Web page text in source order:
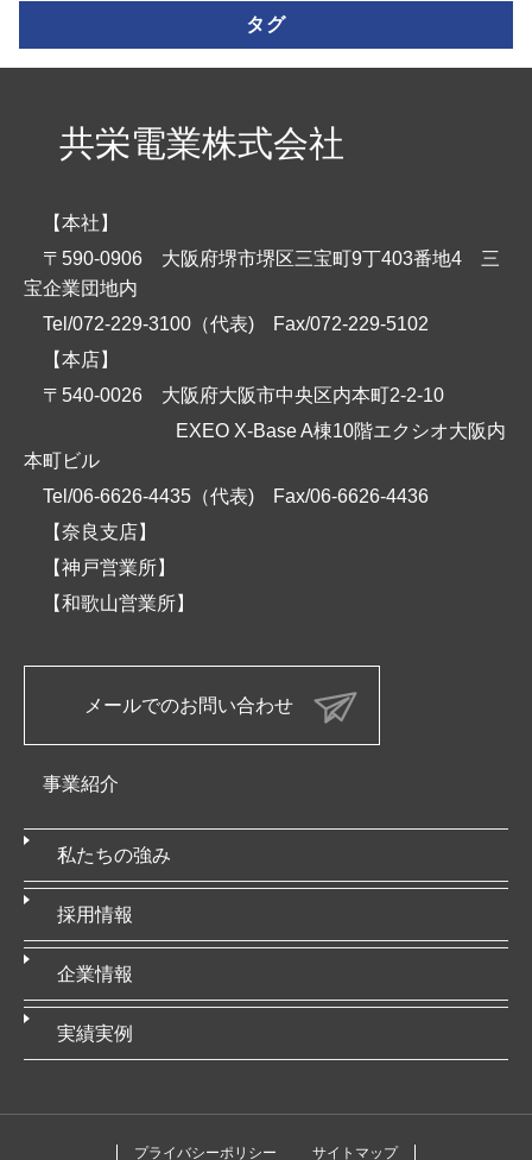
タグ
共栄電業株式会社
【本社】
〒590-0906 大阪府堺市堺区三宝町9丁403番地4 三
宝企業団地内
Tel/072-229-3100（代表)
Fax/072-229-5102
【本店】
〒540-0026 大阪府大阪市中央区内本町2-2-10
EXEO X-Base A棟10階エクシオ大阪内
本町ビル
Tel/06-6626-4435（代表)
Fax/06-6626-4436
【奈良支店】
【神戸営業所】
【和歌山営業所】
メールでのお問い合わせ
事業紹介
私たちの強み
採用情報
企業情報
実績実例
プライバシーポリシー サイトマップ